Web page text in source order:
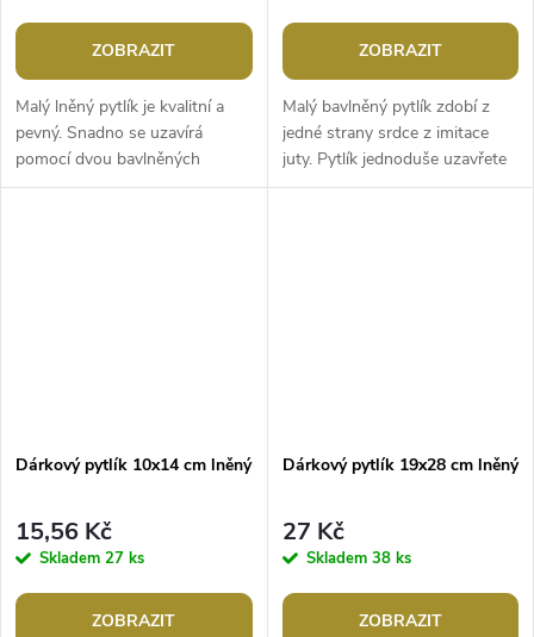
ZOBRAZIT
Malý lněný pytlík je kvalitní a
pevný. Snadno se uzavírá
pomocí dvou bavlněných
stahovacích šňůrek. Po
ZOBRAZIT
Malý bavlněný pytlík zdobí z
jedné strany srdce z imitace
juty. Pytlík jednoduše uzavřete
pomocí dvou stahovacích
Dárkový pytlík 10x14 cm lněný
15,56 Kč
Skladem 27 ks
ZOBRAZIT
Dárkový pytlík 19x28 cm lněný
27 Kč
Skladem 38 ks
ZOBRAZIT